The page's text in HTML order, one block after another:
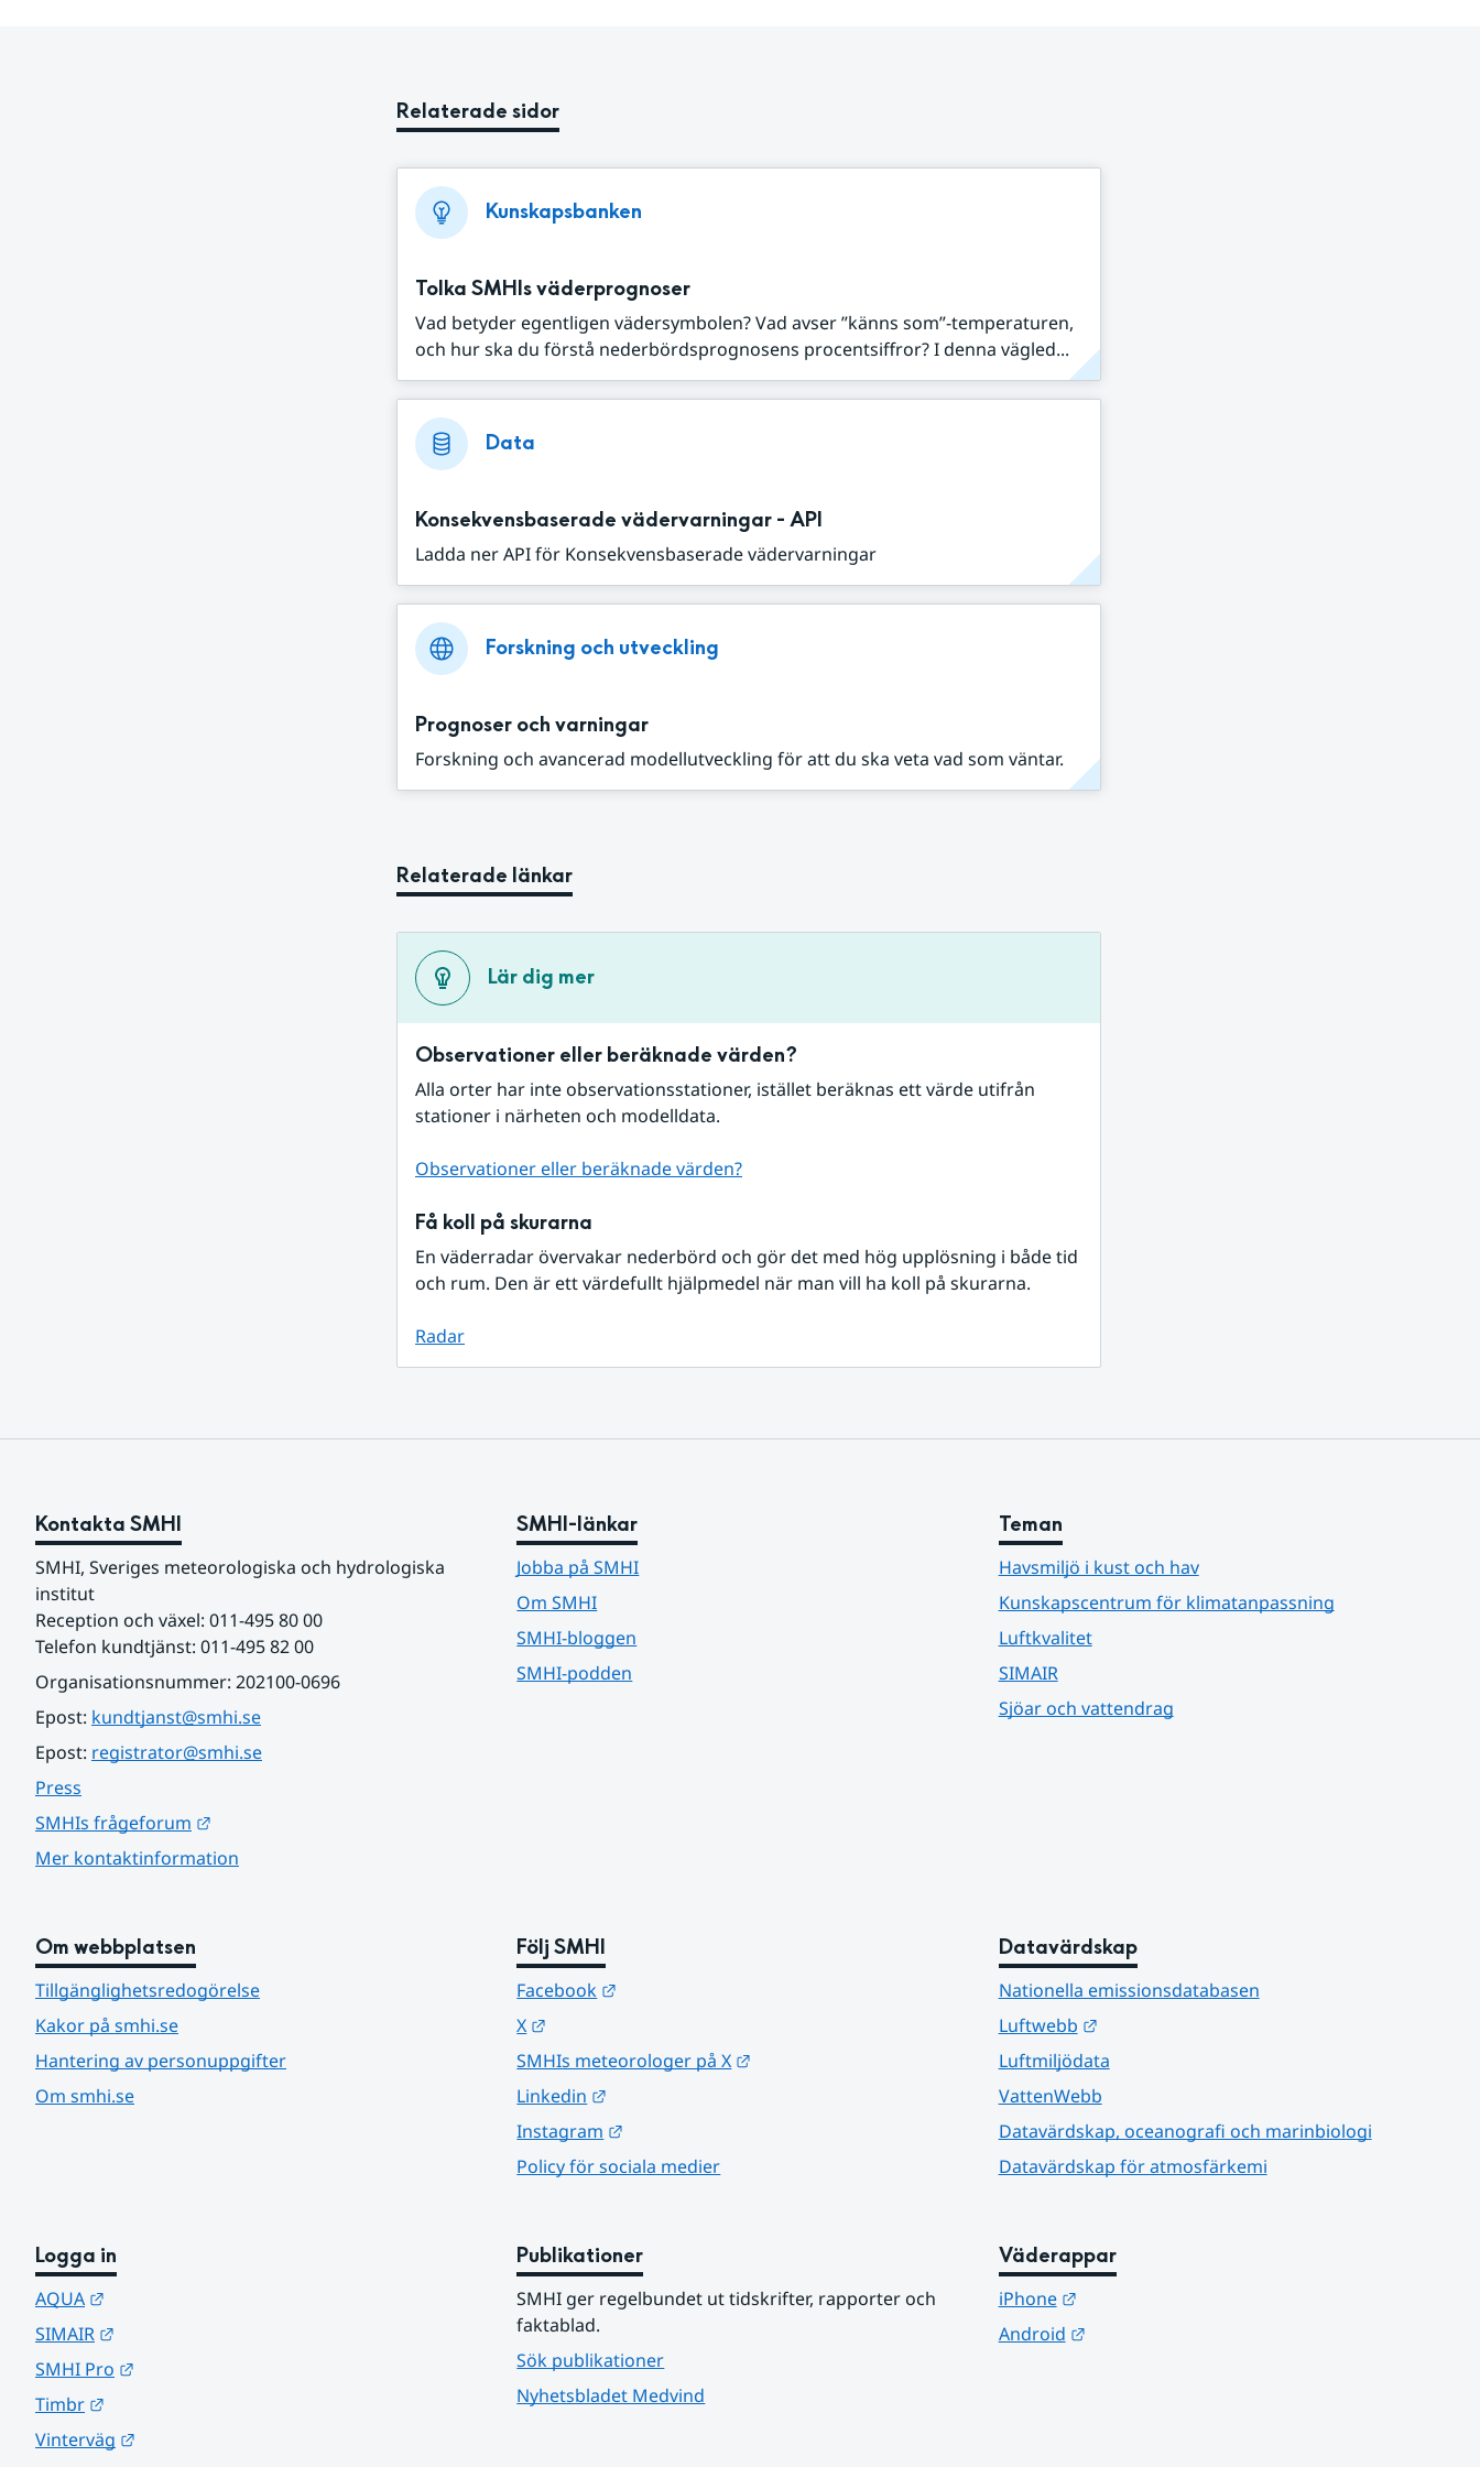
Relaterade sidor
Kunskapsbanken
Tolka SMHIs väderprognoser
Vad betyder egentligen vädersymbolen? Vad avser ”känns som”-temperaturen,
och hur ska du förstå nederbördsprognosens procentsiffror? I denna vägled...
Data
Konsekvensbaserade vädervarningar - API
Ladda ner API för Konsekvensbaserade vädervarningar
Forskning och utveckling
Prognoser och varningar
Forskning och avancerad modellutveckling för att du ska veta vad som väntar.
Relaterade länkar
Lär dig mer
Observationer eller beräknade värden?
Alla orter har inte observationsstationer, istället beräknas ett värde utifrån
stationer i närheten och modelldata.
Observationer eller beräknade värden?
Få koll på skurarna
En väderradar övervakar nederbörd och gör det med hög upplösning i både tid
och rum. Den är ett värdefullt hjälpmedel när man vill ha koll på skurarna.
Radar
Kontakta SMHI
SMHI, Sveriges meteorologiska och hydrologiska
institut
Reception och växel: 011-495 80 00
Telefon kundtjänst: 011-495 82 00
Organisationsnummer: 202100-0696
Epost: kundtjanst@smhi.se
Epost: registrator@smhi.se
Press
SMHIs frågeforum
Mer kontaktinformation
SMHI-länkar
Jobba på SMHI
Om SMHI
SMHI-bloggen
SMHI-podden
Teman
Havsmiljö i kust och hav
Kunskapscentrum för klimatanpassning
Luftkvalitet
SIMAIR
Sjöar och vattendrag
Om webbplatsen
Tillgänglighetsredogörelse
Kakor på smhi.se
Hantering av personuppgifter
Om smhi.se
Följ SMHI
Facebook
X
SMHIs meteorologer på X
Linkedin
Instagram
Policy för sociala medier
Datavärdskap
Nationella emissionsdatabasen
Luftwebb
Länk till annan webbplats.
Luftmiljödata
VattenWebb
Datavärdskap, oceanografi och marinbiologi
Datavärdskap för atmosfärkemi
Logga in
AQUA
SIMAIR
SMHI Pro
Timbr
Vinterväg
Publikationer
SMHI ger regelbundet ut tidskrifter, rapporter och
faktablad.
Sök publikationer
Nyhetsbladet Medvind
Väderappar
iPhone
Länk till annan webbplats.
Android
Länk till annan webbplats.